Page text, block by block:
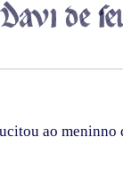
ao